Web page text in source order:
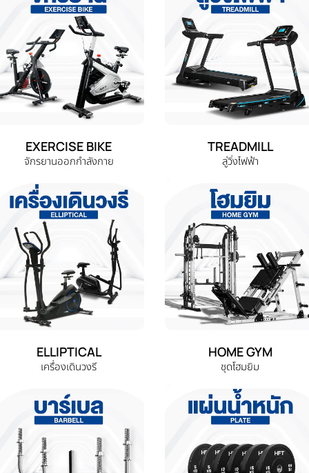
EXERCISE BIKE
จักรยานออกกำลังกาย
TREADMILL
ลู่วิ่งไฟฟ้า
ELLIPTICAL
เครื่องเดินวงรี
HOME GYM
ชุดโฮมยิม